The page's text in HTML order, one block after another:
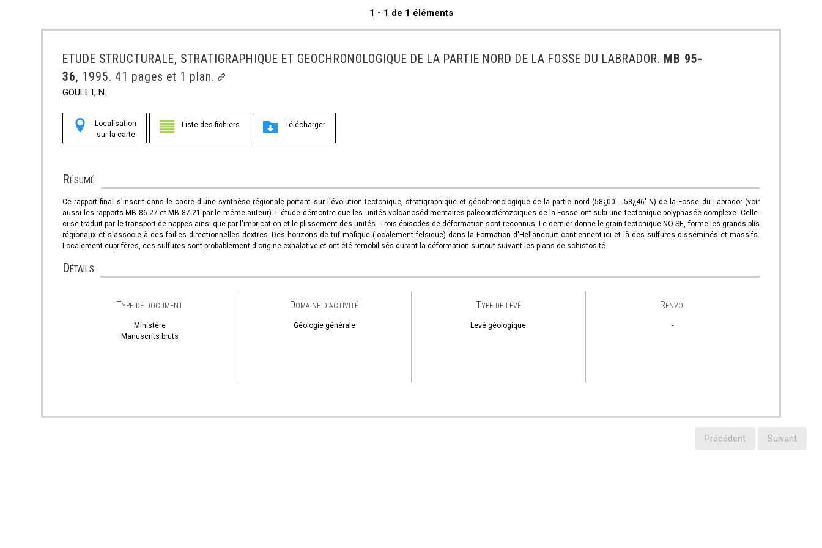
1 - 1 de 1 éléments
ETUDE STRUCTURALE, STRATIGRAPHIQUE ET GEOCHRONOLOGIQUE DE LA PARTIE NORD DE LA FOSSE DU LABRADOR. MB 95-
36, 1995. 41 pages et 1 plan.
GOULET, N.
Localisation
sur la carte
Liste des fichiers Télécharger
Résumé
Ce rapport final s'inscrit dans le cadre d'une synthèse régionale portant sur l'évolution tectonique, stratigraphique et géochronologique de la partie nord (58¿00' - 58¿46' N) de la Fosse du Labrador (voir
aussi les rapports MB 86-27 et MB 87-21 par le même auteur). L'étude démontre que les unités volcanosédimentaires paléoprotérozoïques de la Fosse ont subi une tectonique polyphasée complexe. Celle-
ci se traduit par le transport de nappes ainsi que par l'imbrication et le plissement des unités. Trois épisodes de déformation sont reconnus. Le dernier donne le grain tectonique NO-SE, forme les grands plis
régionaux et s'associe à des failles directionnelles dextres. Des horizons de tuf mafique (localement felsique) dans la Formation d'Hellancourt contiennent ici et là des sulfures disséminés et massifs.
Localement cuprifères, ces sulfures sont probablement d'origine exhalative et ont été remobilisés durant la déformation surtout suivant les plans de schistosité.
Détails
Type de document
Ministère
Manuscrits bruts
Domaine d'activité
Géologie générale
Type de levé
Levé géologique
Renvoi
-
Précédent Suivant